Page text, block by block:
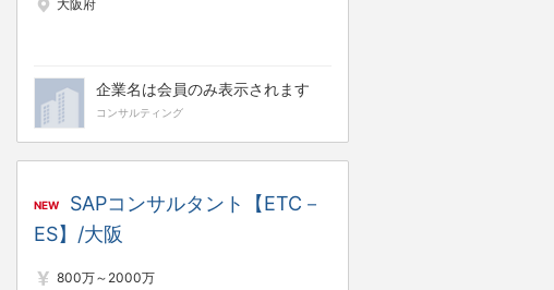
大阪府
企業名は会員のみ表示されます
コンサルティング
NEW
SAPコンサルタント【ETC－
ES】/大阪
800万～2000万